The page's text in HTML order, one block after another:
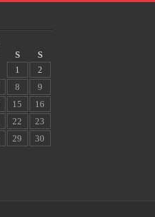
S
S
1
2
8
9
15
16
22
23
29
30